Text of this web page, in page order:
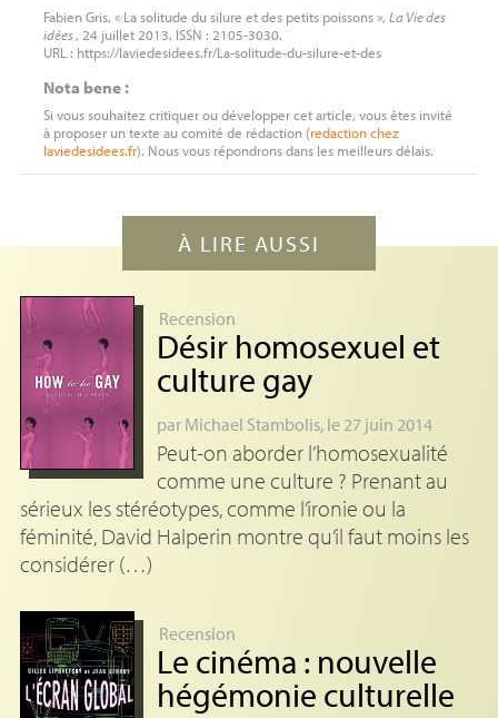
Fabien Gris, « La solitude du silure et des petits poissons », La Vie des
idées, 24 juillet 2013. ISSN : 2105-3030.
URL : https://laviedesidees.fr/La-solitude-du-silure-et-des
Nota bene :
Si vous souhaitez critiquer ou développer cet article, vous êtes invité
à proposer un texte au comité de rédaction (redactionchez
laviedesidees.fr). Nous vous répondrons dans les meilleurs délais.
À LIRE AUSSI
Recension
Désir homosexuel et
culture gay
par Michael Stambolis, le 27 juin 2014
Peut-on aborder l’homosexualité
comme une culture ? Prenant au
sérieux les stéréotypes, comme l’ironie ou la
féminité, David Halperin montre qu’il faut moins les
considérer (…)
Recension
Le cinéma : nouvelle
hégémonie culturelle